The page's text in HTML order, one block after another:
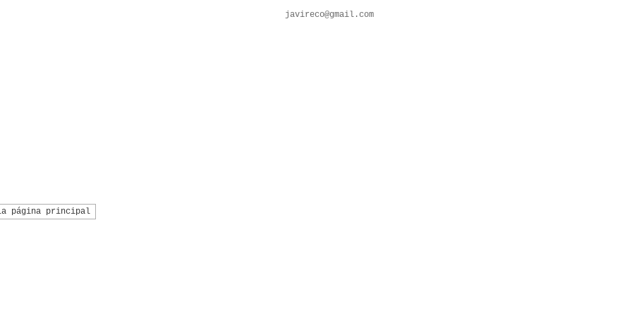
página principal
javireco@gmail.com